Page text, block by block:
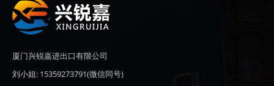
厦门兴锐嘉进出口有限公司
刘小姐: 15359273791(微信同号)